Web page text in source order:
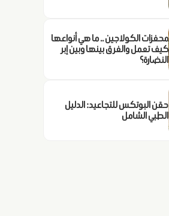
محفزات الكولاجين .. ما هي أنواعها
كيف تعمل والفرق بينها وبين إبر
النضارة؟
حقن البوتكس للتجاعيد: الدليل
الطبي الشامل